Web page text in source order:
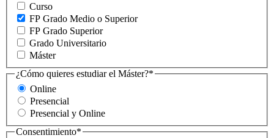
Curso
FP Grado Medio o Superior
FP Grado Superior
Grado Universitario
Máster
¿Cómo quieres estudiar el Máster?*
Online
Presencial
Presencial y Online
Consentimiento*